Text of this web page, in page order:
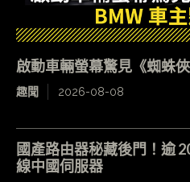
啟動車輛螢幕驚見《蜘蛛
趣聞 2026-08-08
國產路由器秘藏後門！逾
線中國伺服器